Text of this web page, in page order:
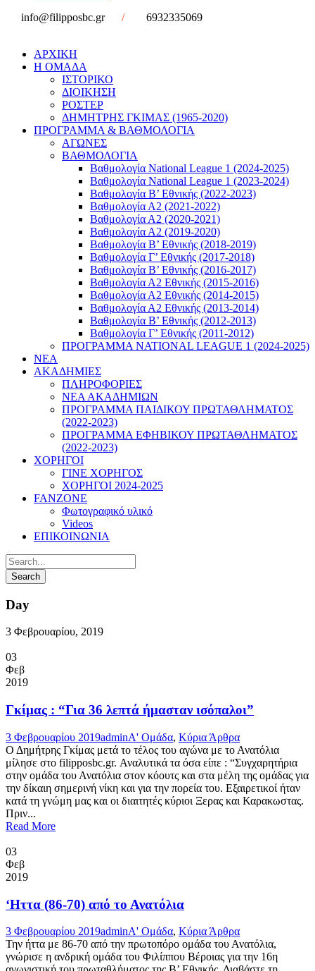
info@filipposbc.gr
/ 6932335069
ΑΡΧΙΚΗ
Η ΟΜΑΔΑ
ΙΣΤΟΡΙΚΟ
ΔΙΟΙΚΗΣΗ
ΡΟΣΤΕΡ
ΔΗΜΗΤΡΗΣ ΓΚΙΜΑΣ (1965-2020)
ΠΡΟΓΡΑΜΜΑ & ΒΑΘΜΟΛΟΓΙΑ
ΑΓΩΝΕΣ
ΒΑΘΜΟΛΟΓΙΑ
Βαθμολογία National League 1 (2024-2025)
Βαθμολογία National League 1 (2023-2024)
Βαθμολογία Β’ Εθνικής (2022-2023)
Βαθμολογία Α2 (2021-2022)
Βαθμολογία Α2 (2020-2021)
Βαθμολογία Α2 (2019-2020)
Βαθμολογία B’ Εθνικής (2018-2019)
Βαθμολογία Γ’ Εθνικής (2017-2018)
Βαθμολογία Β’ Εθνικής (2016-2017)
Βαθμολογία Α2 Εθνικής (2015-2016)
Βαθμολογία Α2 Εθνικής (2014-2015)
Βαθμολογία Α2 Εθνικής (2013-2014)
Βαθμολογία Β’ Εθνικής (2012-2013)
Βαθμολογία Γ’ Εθνικής (2011-2012)
ΠΡΟΓΡΑΜΜΑ NATIONAL LEAGUE 1 (2024-2025)
ΝΕΑ
ΑΚΑΔΗΜΙΕΣ
ΠΛΗΡΟΦΟΡΙΕΣ
ΝΕΑ ΑΚΑΔΗΜΙΩΝ
ΠΡΟΓΡΑΜΜΑ ΠΑΙΔΙΚΟΥ ΠΡΩΤΑΘΛΗΜΑΤΟΣ
(2022-2023)
ΠΡΟΓΡΑΜΜΑ ΕΦΗΒΙΚΟΥ ΠΡΩΤΑΘΛΗΜΑΤΟΣ
(2022-2023)
ΧΟΡΗΓΟΙ
ΓΙΝΕ ΧΟΡΗΓΟΣ
ΧΟΡΗΓΟΙ 2024-2025
FANZONE
Φωτογραφικό υλικό
Videos
ΕΠΙΚΟΙΝΩΝΙΑ
Day
3 Φεβρουαρίου, 2019
03
Φεβ
2019
Γκίμας : “Για 36 λεπτά ήμασταν ισόπαλοι”
3 Φεβρουαρίου 2019adminΑ' Ομάδα, Κύρια Άρθρα
Ο Δημήτρης Γκίμας μετά το τέλος του αγώνα με το Ανατόλια
μίλησε στο filipposbc.gr. Αναλυτικά τα όσα είπε : “Συγχαρητήρια
στην ομάδα του Ανατόλια στον κόουτς και στα μέλη της ομάδας για
την δίκαιη σημερινή νίκη και για την πορεία του. Εξαιρετικοί ήταν
κατά τη γνώμη μας και οι διαιτητές κύριοι Ξερας και Καρακωστας.
Πριν...
Read More
03
Φεβ
2019
‘Ηττα (86-70) από το Ανατόλια
3 Φεβρουαρίου 2019adminΑ' Ομάδα, Κύρια Άρθρα
Την ήττα με 86-70 από την πρωτοπόρο ομάδα του Ανατόλια,
γνώρισε η ανδρική ομάδα του Φιλίππου Βέροιας για την 16η